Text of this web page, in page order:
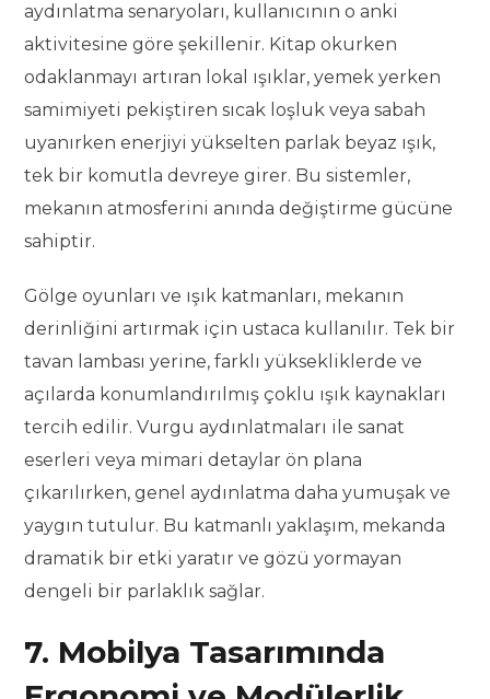
aydınlatma senaryoları, kullanıcının o anki
aktivitesine göre şekillenir. Kitap okurken
odaklanmayı artıran lokal ışıklar, yemek yerken
samimiyeti pekiştiren sıcak loşluk veya sabah
uyanırken enerjiyi yükselten parlak beyaz ışık,
tek bir komutla devreye girer. Bu sistemler,
mekanın atmosferini anında değiştirme gücüne
sahiptir.
Gölge oyunları ve ışık katmanları, mekanın
derinliğini artırmak için ustaca kullanılır. Tek bir
tavan lambası yerine, farklı yüksekliklerde ve
açılarda konumlandırılmış çoklu ışık kaynakları
tercih edilir. Vurgu aydınlatmaları ile sanat
eserleri veya mimari detaylar ön plana
çıkarılırken, genel aydınlatma daha yumuşak ve
yaygın tutulur. Bu katmanlı yaklaşım, mekanda
dramatik bir etki yaratır ve gözü yormayan
dengeli bir parlaklık sağlar.
7. Mobilya Tasarımında